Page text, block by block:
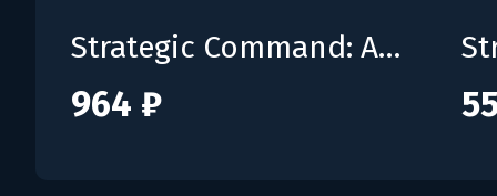
Strategic Command: American Civil War - Wars in the Americas
964 ₽